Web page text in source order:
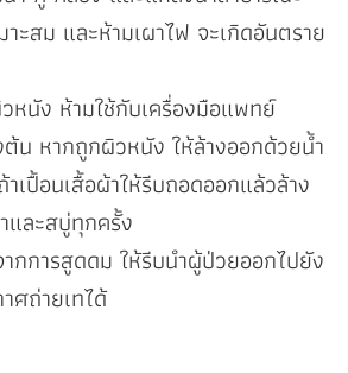
าะสม และห้ามเผาไฟ จะเกิดอันตราย
หนัง ห้ามใช้กับเครื่องมือแพทย์
น หากถูกผิวหนัง ให้ล้างออกด้วยน้ำ
เปื้อนเสื้อผ้าให้รีบถอดออกแล้วล้าง
และสบู่ทุกครั้ง
กการสูดดม ให้รีบนำผู้ป่วยออกไปยัง
ศถ่ายเทได้